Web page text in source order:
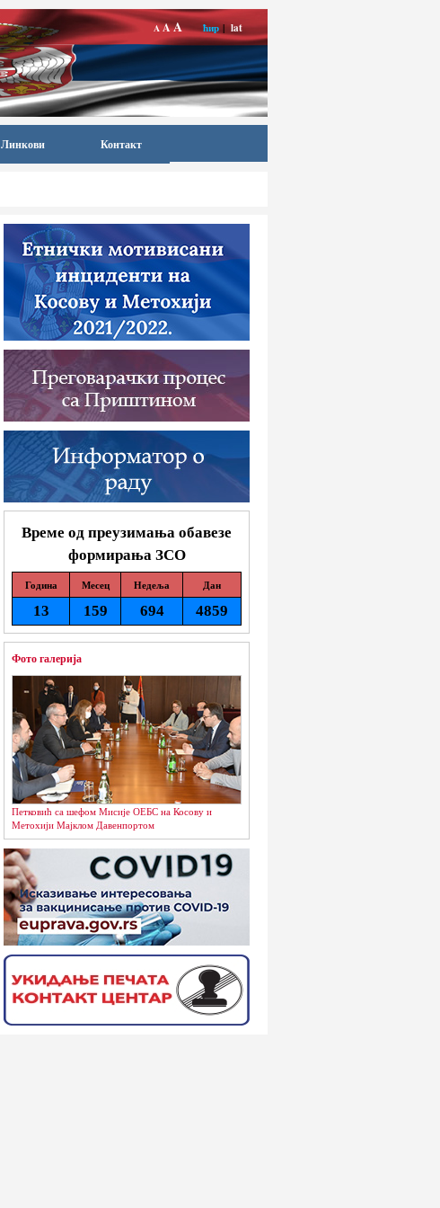
A AA ћир|lat
Линкови Контакт
Време од преузимања обавезе
формирања ЗСО
Година Месец Недеља Дан
13 159 694 4859
Фото галерија
Петковић са шефом Мисије ОЕБС на Косову и
Метохији Мајклом Давенпортом